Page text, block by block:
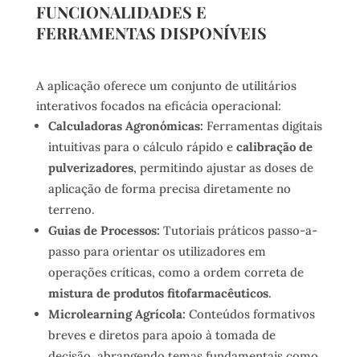
FUNCIONALIDADES E
FERRAMENTAS DISPONÍVEIS
A aplicação oferece um conjunto de utilitários
interativos focados na eficácia operacional:
Calculadoras Agronómicas: Ferramentas digitais
intuitivas para o cálculo rápido e calibração de
pulverizadores, permitindo ajustar as doses de
aplicação de forma precisa diretamente no
terreno.
Guias de Processos: Tutoriais práticos passo-a-
passo para orientar os utilizadores em
operações críticas, como a ordem correta de
mistura de produtos fitofarmacêuticos.
Microlearning Agrícola: Conteúdos formativos
breves e diretos para apoio à tomada de